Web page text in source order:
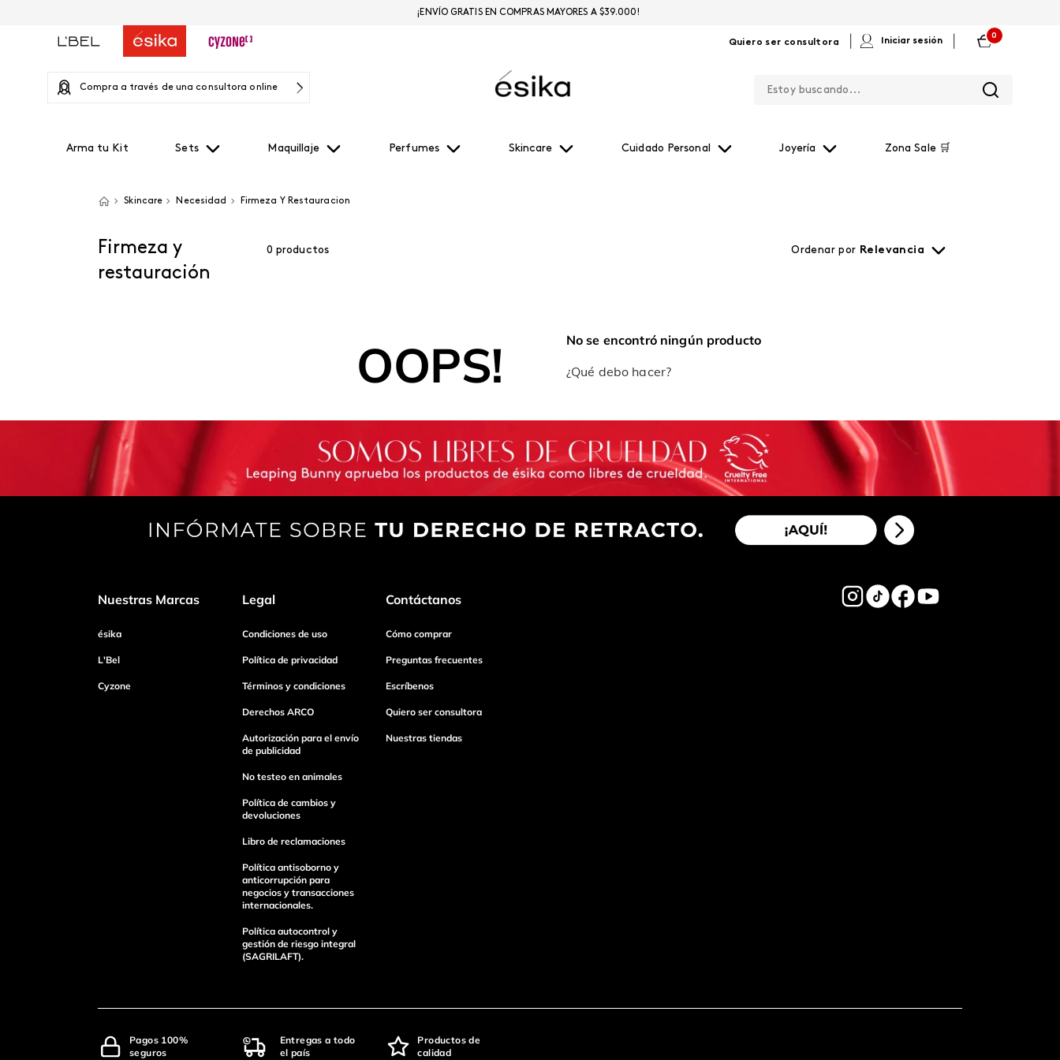
Quiero ser consultora Iniciar sesión
0
Compra a través de una consultora online
Arma tu Kit Sets Maquillaje Perfumes Skincare Cuidado Personal Joyería Zona Sale 🛒
¡ENVÍO GRATIS EN COMPRAS MAYORES A $39.000!
Skincare Necesidad Firmeza Y Restauracion
Firmeza y
restauración
0 productos Ordenar por Relevancia
OOPS!
No se encontró ningún producto
¿Qué debo hacer?
Nuestras Marcas
ésika
L'Bel
Cyzone
Legal
Condiciones de uso
Política de privacidad
Términos y condiciones
Derechos ARCO
Autorización para el envío
de publicidad
No testeo en animales
Política de cambios y
devoluciones
Libro de reclamaciones
Política antisoborno y
anticorrupción para
negocios y transacciones
internacionales.
Política autocontrol y
gestión de riesgo integral
(SAGRILAFT).
Contáctanos
Cómo comprar
Preguntas frecuentes
Escríbenos
Quiero ser consultora
Nuestras tiendas
Pagos 100%
seguros
Entregas a todo
el país
Productos de
calidad